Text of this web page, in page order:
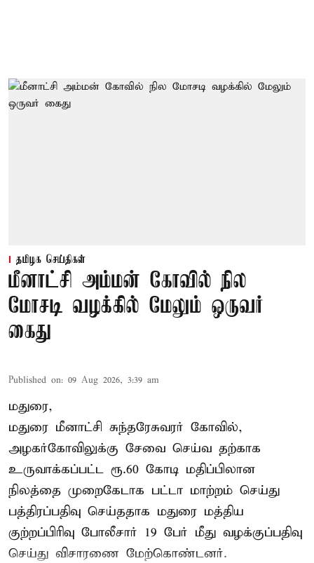
தமிழக செய்திகள்
மீனாட்சி அம்மன் கோவில் நில
மோசடி வழக்கில் மேலும் ஒருவர்
கைது
Published on: 09 Aug 2026, 3:39 am
மதுரை,
மதுரை மீனாட்சி சுந்தரேசுவரர் கோவில்,
அழகர்கோவிலுக்கு சேவை செய்வ தற்காக
உருவாக்கப்பட்ட ரூ.60 கோடி மதிப்பிலான
நிலத்தை முறைகேடாக பட்டா மாற்றம் செய்து
பத்திரப்பதிவு செய்ததாக மதுரை மத்திய
குற்றப்பிரிவு போலீசார் 19 பேர் மீது வழக்குப்பதிவு
செய்து விசாரணை மேற்கொண்டனர்.